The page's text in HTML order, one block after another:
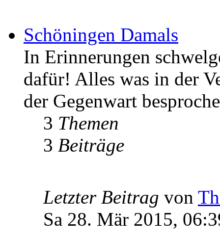
Schöningen Damals
In Erinnerungen
dafür! Alles was in der
der Gegenwart
3 Themen
3 Beiträge
Letzter Beitrag von
Sa 28. Mär 2015,